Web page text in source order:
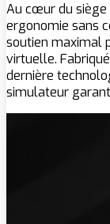
Au cœur du siège
ergonomie sans
soutien maximal
virtuelle.
dernière
simulateur